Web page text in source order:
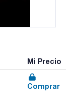
Mi Precio
Comprar